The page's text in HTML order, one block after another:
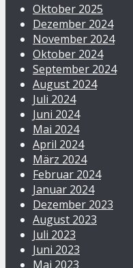
Oktober 2025
Dezember 2024
November 2024
Oktober 2024
September 2024
August 2024
Juli 2024
Juni 2024
Mai 2024
April 2024
März 2024
Februar 2024
Januar 2024
Dezember 2023
August 2023
Juli 2023
Juni 2023
Mai 2023